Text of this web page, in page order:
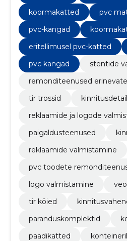
koormakatted
pvc
pvc-kangad
eritellimusel pvc-katted
pvc kangad
stentide
remonditeenused
tir trossid
reklaamide ja logode
paigaldusteenused
reklaamide valmistamine
pvc toodete
logo valmistamine
tir köied
paranduskomplektid
paadikatted